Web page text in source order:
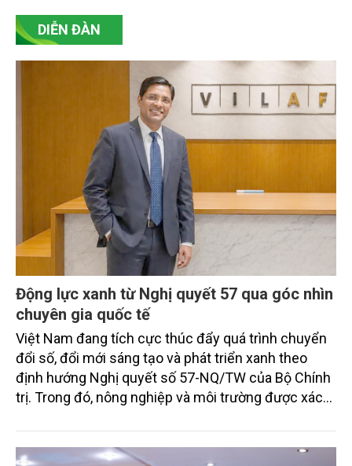
DIỄN ĐÀN
Động lực xanh từ Nghị quyết 57 qua góc nhìn
chuyên gia quốc tế
Việt Nam đang tích cực thúc đẩy quá trình chuyển
đổi số, đổi mới sáng tạo và phát triển xanh theo
định hướng Nghị quyết số 57-NQ/TW của Bộ Chính
trị. Trong đó, nông nghiệp và môi trường được xác
sắc bởi các tiến bộ công nghệ và cam kết bền vững
toàn cầu, đặc biệt là mục tiêu đưa phát thải ròng